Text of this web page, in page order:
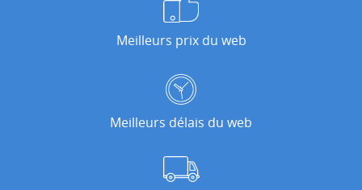
Meilleurs prix du web
Meilleurs délais du web